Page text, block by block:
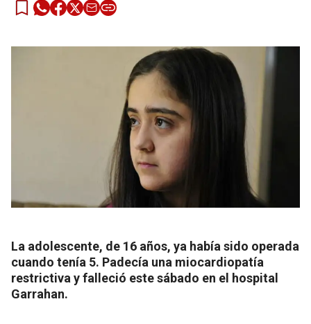
La adolescente, de 16 años, ya había sido operada
cuando tenía 5. Padecía una miocardiopatía
restrictiva y falleció este sábado en el hospital
Garrahan.